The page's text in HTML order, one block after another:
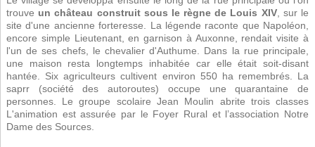
trouve un château construit sous le règne de Louis XIV, sur le
site d'une ancienne forteresse. La légende raconte que Napoléon,
encore simple Lieutenant, en garnison à Auxonne, rendait visite à
l'un de ses chefs, le chevalier d'Authume. Dans la rue principale,
une maison resta longtemps inhabitée car elle était soit-disant
hantée. Six agriculteurs cultivent environ 550 ha remembrés. La
saprr (société des autoroutes) occupe une quarantaine de
personnes. Le groupe scolaire Jean Moulin abrite trois classes
L'animation est assurée par le Foyer Rural et l’association Notre
Dame des Sources.